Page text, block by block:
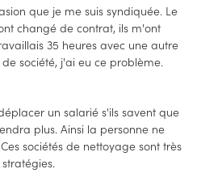
que je me suis syndiquée. Le
changé de contrat, ils m'ont
35 heures avec une autre
société, j'ai eu ce problème.
un salarié s'ils savent que
plus. Ainsi la personne ne
sociétés de nettoyage sont très